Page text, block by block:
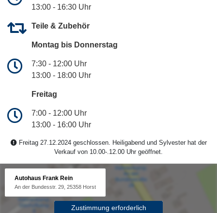
13:00 - 16:30 Uhr
Teile & Zubehör
Montag bis Donnerstag
7:30 - 12:00 Uhr
13:00 - 18:00 Uhr
Freitag
7:00 - 12:00 Uhr
13:00 - 16:00 Uhr
Freitag 27.12.2024 geschlossen. Heiligabend und Sylvester hat der
Verkauf von 10.00-.12.00 Uhr geöffnet.
Autohaus Frank Rein
An der Bundesstr. 29, 25358 Horst
Zustimmung erforderlich